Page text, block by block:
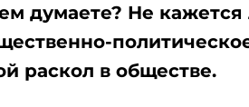
думаете? Не кажется
раскол в обществе.